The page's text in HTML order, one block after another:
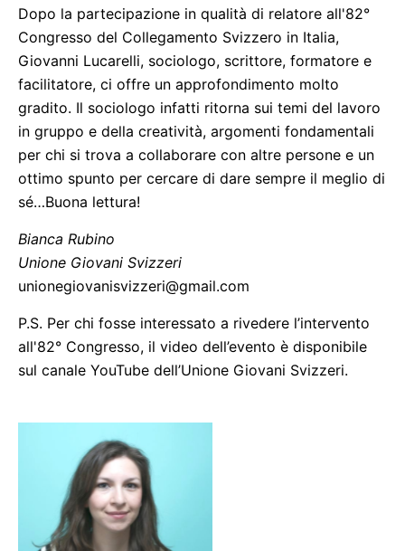
Dopo la partecipazione in qualità di relatore all'82°
Congresso del Collegamento Svizzero in Italia,
Giovanni Lucarelli, sociologo, scrittore, formatore e
facilitatore, ci offre un approfondimento molto
gradito. Il sociologo infatti ritorna sui temi del lavoro
in gruppo e della creatività, argomenti fondamentali
per chi si trova a collaborare con altre persone e un
ottimo spunto per cercare di dare sempre il meglio di
sé…Buona lettura!
Bianca Rubino
Unione Giovani Svizzeri
unionegiovanisvizzeri@gmail.com
P.S. Per chi fosse interessato a rivedere l’intervento
all'82° Congresso, il video dell’evento è disponibile
sul canale YouTube dell’Unione Giovani Svizzeri.